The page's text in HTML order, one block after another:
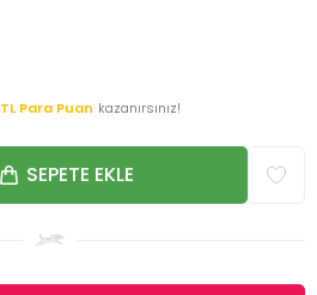
TL Para Puan kazanırsınız!
SEPETE EKLE